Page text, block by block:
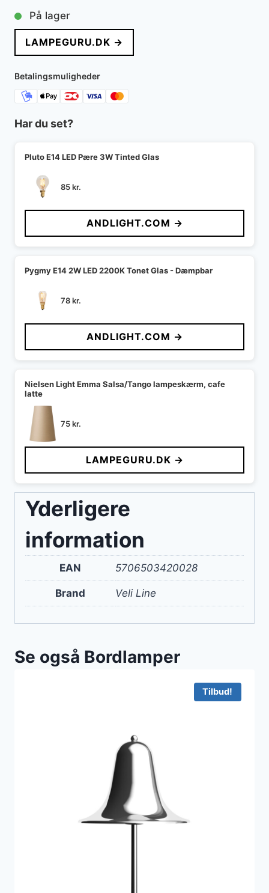
På lager
LAMPEGURU.DK →
Betalingsmuligheder
Har du set?
Pluto E14 LED Pære 3W Tinted Glas
85kr.
ANDLIGHT.COM →
Pygmy E14 2W LED 2200K Tonet Glas - Dæmpbar
78kr.
ANDLIGHT.COM →
Nielsen Light Emma Salsa/Tango lampeskærm, cafe
latte
75kr.
LAMPEGURU.DK →
Yderligere
information
EAN 5706503420028
Brand Veli Line
Se også Bordlamper
Tilbud!